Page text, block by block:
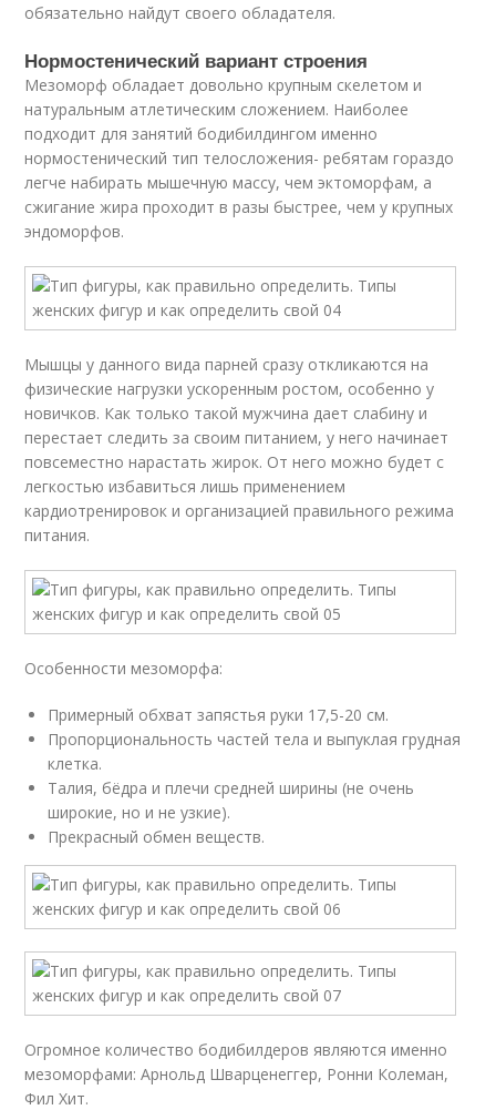
обязательно найдут своего обладателя.
Нормостенический вариант строения
Мезоморф обладает довольно крупным скелетом и
натуральным атлетическим сложением. Наиболее
подходит для занятий бодибилдингом именно
нормостенический тип телосложения- ребятам гораздо
легче набирать мышечную массу, чем эктоморфам, а
сжигание жира проходит в разы быстрее, чем у крупных
эндоморфов.
Мышцы у данного вида парней сразу откликаются на
физические нагрузки ускоренным ростом, особенно у
новичков. Как только такой мужчина дает слабину и
перестает следить за своим питанием, у него начинает
повсеместно нарастать жирок. От него можно будет с
легкостью избавиться лишь применением
кардиотренировок и организацией правильного режима
питания.
Особенности мезоморфа:
Примерный обхват запястья руки 17,5-20 см.
Пропорциональность частей тела и выпуклая грудная
клетка.
Талия, бёдра и плечи средней ширины (не очень
широкие, но и не узкие).
Прекрасный обмен веществ.
Огромное количество бодибилдеров являются именно
мезоморфами: Арнольд Шварценеггер, Ронни Колеман,
Фил Хит.